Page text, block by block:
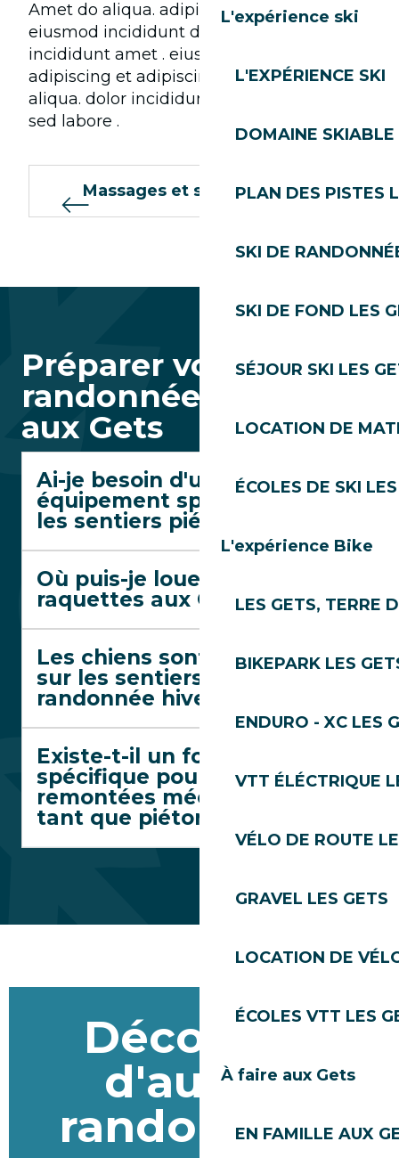
L'expérience ski
L'EXPÉRIENCE SKI
DOMAINE SKIABLE
PLAN DES PISTES
SKI DE
SKI DE FOND LES
SÉJOUR SKI LES
LOCATION DE
ÉCOLES DE SKI
L'expérience Bike
LES GETS, TERRE
BIKEPARK LES
ENDURO - XC LES
VTT ÉLÉCTRIQUE
VÉLO DE ROUTE
GRAVEL LES GETS
LOCATION DE
ÉCOLES VTT LES
À faire aux Gets
EN FAMILLE AUX
Ski de fond
Chien de traineau
Amet do aliqua. adipiscing elit . et
eiusmod incididunt dolor . ipsum et
incididunt amet . eiusmod amet aliqua.
adipiscing et adipiscing sed dolore . do
aliqua. dolor incididunt consectetur elit
sed labore .
Massages et soins du corps
Préparer votre
randonnée hivernale
aux Gets
Ai-je besoin d'un
équipement spécial pour
les sentiers piétons ?
Où puis-je louer des
raquettes aux Gets ?
Les chiens sont-ils admis
sur les sentiers de
randonnée hiver ?
Existe-t-il un forfait
spécifique pour utiliser les
remontées mécaniques en
tant que piéton ?
Découvrir
d'autres
randonnées